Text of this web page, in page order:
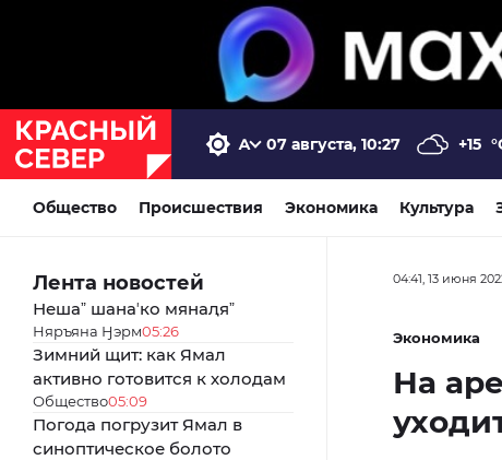
07 августа, 10:27 +15
Общество Происшествия Экономика Культура
Лента новостей
Нешаˮ шанаʼко мянаԯяˮ
Няръяна Ӈэрм05:26
Зимний щит: как Ямал
активно готовится к холодам
Общество05:09
Погода погрузит Ямал в
синоптическое болото
04:41, 13 июня
Экономика
На